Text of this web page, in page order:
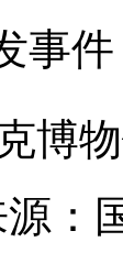
事件
博
：